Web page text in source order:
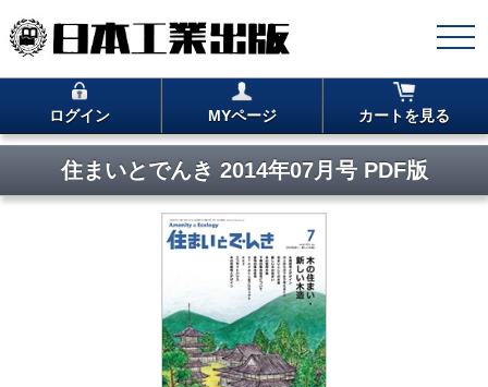
ログイン MYページ カートを見る
住まいとでんき 2014年07月号 PDF版